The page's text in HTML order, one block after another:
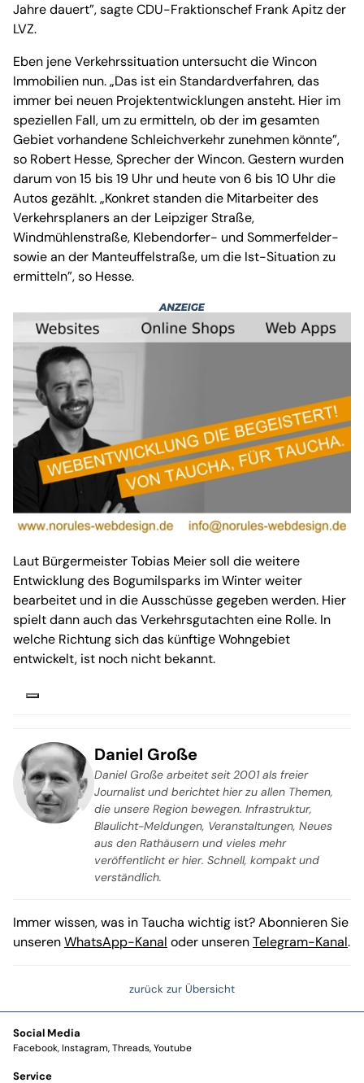
Jahre dauert”, sagte CDU-Fraktionschef Frank Apitz der
LVZ.
Eben jene Verkehrssituation untersucht die Wincon
Immobilien nun. „Das ist ein Standardverfahren, das
immer bei neuen Projektentwicklungen ansteht. Hier im
speziellen Fall, um zu ermitteln, ob der im gesamten
Gebiet vorhandene Schleichverkehr zunehmen könnte”,
so Robert Hesse, Sprecher der Wincon. Gestern wurden
darum von 15 bis 19 Uhr und heute von 6 bis 10 Uhr die
Autos gezählt. „Konkret standen die Mitarbeiter des
Verkehrsplaners an der Leipziger Straße,
Windmühlenstraße, Klebendorfer- und Sommerfelder-
sowie an der Manteuffelstraße, um die Ist-Situation zu
ermitteln”, so Hesse.
Laut Bürgermeister Tobias Meier soll die weitere
Entwicklung des Bogumilsparks im Winter weiter
bearbeitet und in die Ausschüsse gegeben werden. Hier
spielt dann auch das Verkehrsgutachten eine Rolle. In
welche Richtung sich das künftige Wohngebiet
entwickelt, ist noch nicht bekannt.
Daniel Große
Daniel Große arbeitet seit 2001 als freier
Journalist und berichtet hier zu allen Themen,
die unsere Region bewegen. Infrastruktur,
Blaulicht-Meldungen, Veranstaltungen, Neues
aus den Rathäusern und vieles mehr
veröffentlicht er hier. Schnell, kompakt und
verständlich.
Immer wissen, was in Taucha wichtig ist? Abonnieren Sie
unserenWhatsApp-Kanal oder unserenTelegram-Kanal.
zurück zur Übersicht
Social Media
Facebook Instagram Threads Youtube
Service